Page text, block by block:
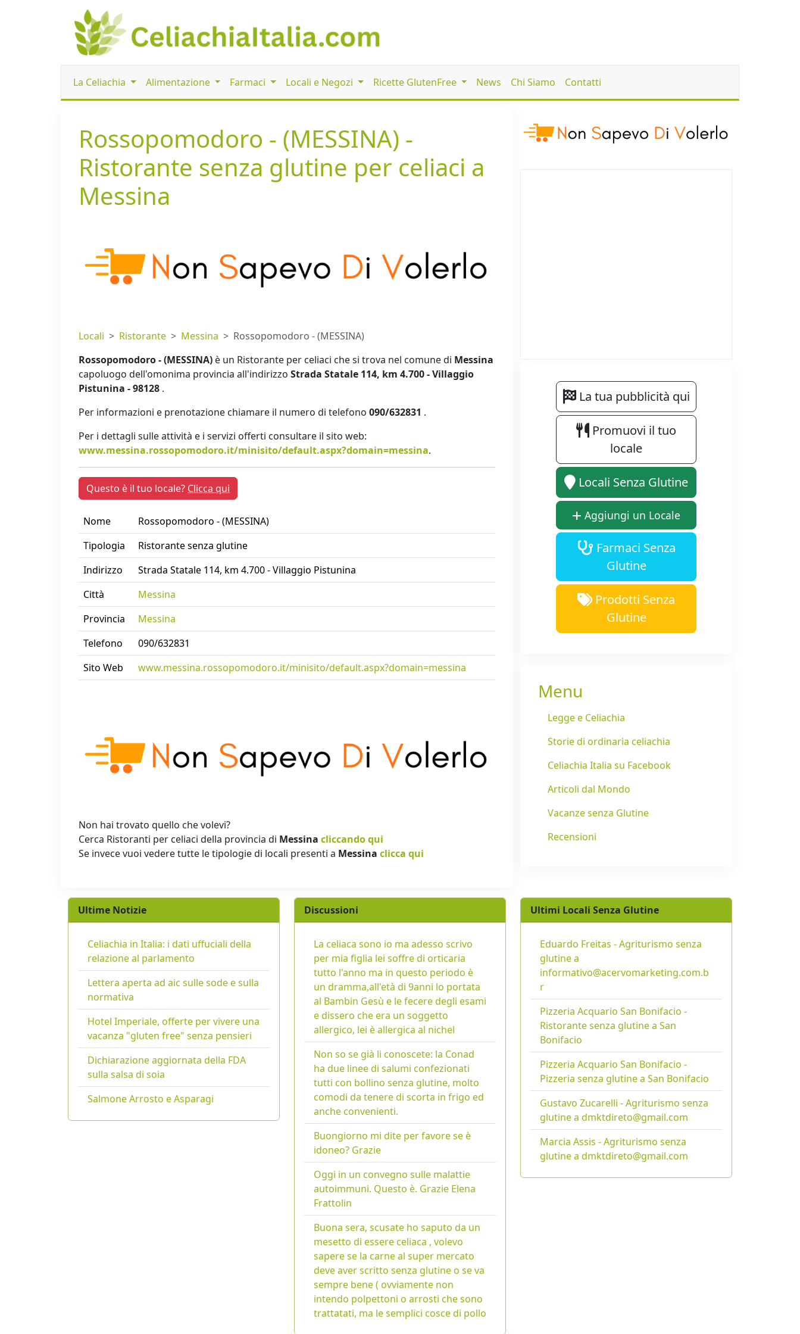
La Celiachia Alimentazione Farmaci Locali e Negozi Ricette GlutenFree News Chi Siamo Contatti
Rossopomodoro - (MESSINA) -
Ristorante senza glutine per celiaci a
Messina
Locali Ristorante Messina
Rossopomodoro - (MESSINA)
Rossopomodoro - (MESSINA) è un Ristorante per celiaci che si trova nel comune di Messina
capoluogo dell'omonima provincia all'indirizzo Strada Statale 114, km 4.700 - Villaggio
Pistunina - 98128 .
Per informazioni e prenotazione chiamare il numero di telefono 090/632831 .
Per i dettagli sulle attività e i servizi offerti consultare il sito web:
www.messina.rossopomodoro.it/minisito/default.aspx?domain=messina.
Questo è il tuo locale? Clicca qui
Nome
Rossopomodoro - (MESSINA)
Tipologia
Ristorante senza glutine
Indirizzo
Strada Statale 114, km 4.700 - Villaggio Pistunina
Città
Messina
Provincia
Messina
Telefono
090/632831
Sito Web
www.messina.rossopomodoro.it/minisito/default.aspx?domain=messina
Non hai trovato quello che volevi?
Cerca Ristoranti per celiaci della provincia di Messina cliccando qui
Se invece vuoi vedere tutte le tipologie di locali presenti a Messina clicca qui
La tua pubblicità qui
Promuovi il tuo
locale
Locali Senza Glutine
Aggiungi un Locale
Farmaci Senza
Glutine
Prodotti Senza
Glutine
Menu
Legge e Celiachia
Storie di ordinaria celiachia
Celiachia Italia su Facebook
Articoli dal Mondo
Vacanze senza Glutine
Recensioni
Ultime Notizie
Celiachia in Italia: i dati uffuciali della
relazione al parlamento
Lettera aperta ad aic sulle sode e sulla
normativa
Hotel Imperiale, offerte per vivere una
vacanza "gluten free" senza pensieri
Dichiarazione aggiornata della FDA
sulla salsa di soia
Salmone Arrosto e Asparagi
Discussioni
La celiaca sono io ma adesso scrivo
per mia figlia lei soffre di orticaria
tutto l'anno ma in questo periodo è
un dramma,all'età di 9anni lo portata
al Bambin Gesù e le fecere degli esami
e dissero che era un soggetto
allergico, lei è allergica al nichel
Non so se già li conoscete: la Conad
ha due linee di salumi confezionati
tutti con bollino senza glutine, molto
comodi da tenere di scorta in frigo ed
anche convenienti.
Buongiorno mi dite per favore se è
idoneo? Grazie
Oggi in un convegno sulle malattie
autoimmuni. Questo è. Grazie Elena
Frattolin
Buona sera, scusate ho saputo da un
mesetto di essere celiaca , volevo
sapere se la carne al super mercato
deve aver scritto senza glutine o se va
sempre bene ( ovviamente non
intendo polpettoni o arrosti che sono
trattatati, ma le semplici cosce di pollo
Ultimi Locali Senza Glutine
Eduardo Freitas - Agriturismo senza
glutine a
informativo@acervomarketing.com.b
r
Pizzeria Acquario San Bonifacio -
Ristorante senza glutine a San
Bonifacio
Pizzeria Acquario San Bonifacio -
Pizzeria senza glutine a San Bonifacio
Gustavo Zucarelli - Agriturismo senza
glutine a dmktdireto@gmail.com
Marcia Assis - Agriturismo senza
glutine a dmktdireto@gmail.com